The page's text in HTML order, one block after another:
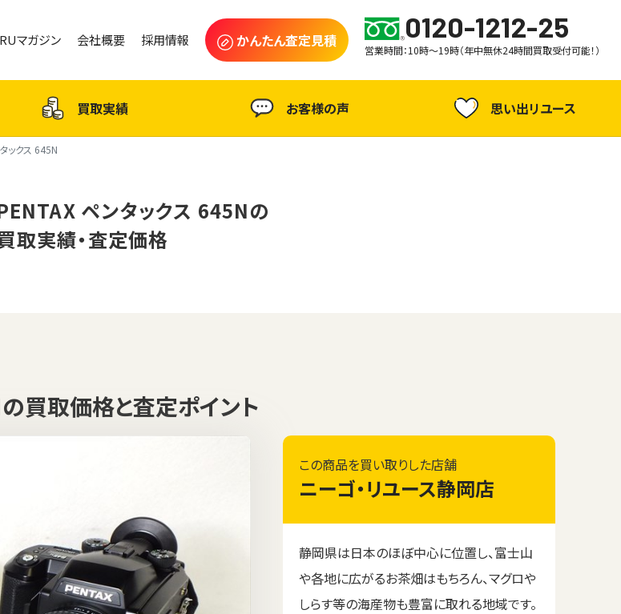
マガジン 会社概要 採用情報 かんたん査定見積 0120-1212-25
営業時間：10時～19時（年中無休24時間買取受付可能！）
買取実績 お客様の声 思い出リユース
ックス 645N
ペンタックス 645Nの
取実績・査定価格
買取価格と査定ポイント
この商品を買い取りした店舗
ニーゴ・リユース静岡店
静岡県は日本のほぼ中心に位置し、富士山
や各地に広がるお茶畑はもちろん、マグロや
しらす等の海産物も豊富に取れる地域です。